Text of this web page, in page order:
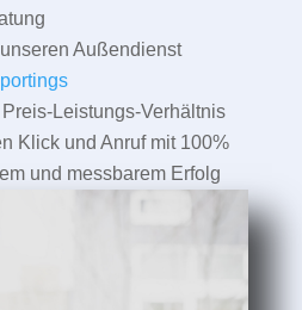
Außendienst
Leistungs-Verhältnis
Klick und Anruf mit 100%
und messbarem Erfolg